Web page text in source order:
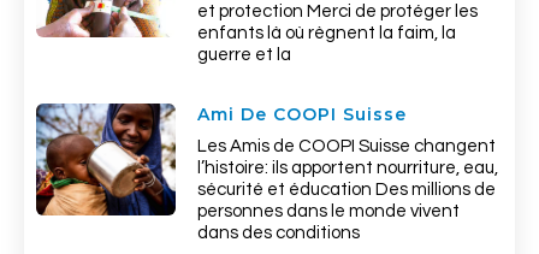
et protection Merci de protéger les
enfants là où règnent la faim, la
guerre et la
Ami De COOPI Suisse
Les Amis de COOPI Suisse changent
l’histoire: ils apportent nourriture, eau,
sécurité et éducation Des millions de
personnes dans le monde vivent
dans des conditions